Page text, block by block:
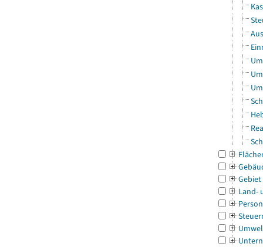
Gebiet
Land-